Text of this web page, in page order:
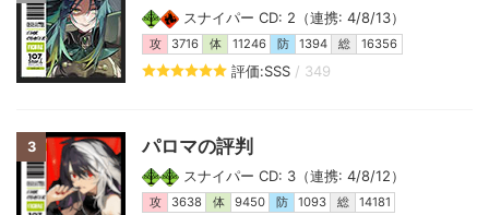
スナイパー CD: 2（連携: 4/8/13）
攻 3716 体 11246 防 1394 総 16356
評価:SSS / 349
3 パロマの評判
スナイパー CD: 3（連携: 4/8/12）
攻 3638 体 9450 防 1093 総 14181